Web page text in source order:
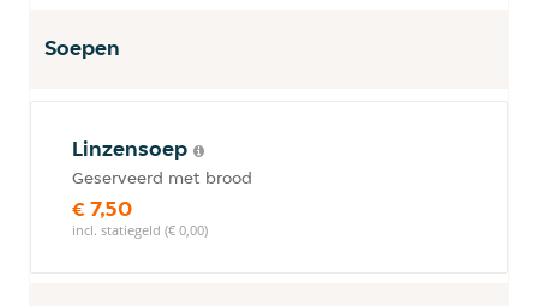
Soepen
Linzensoep
Geserveerd met brood
€ 7,50
incl. statiegeld (€ 0,00)